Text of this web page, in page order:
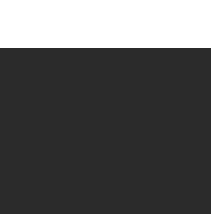
线）